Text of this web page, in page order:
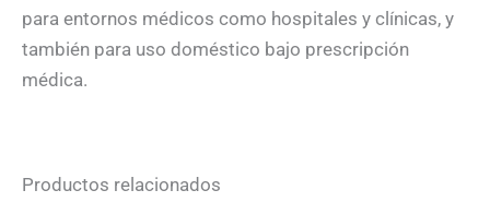
para entornos médicos como hospitales y clínicas, y
también para uso doméstico bajo prescripción
médica.
Productos relacionados